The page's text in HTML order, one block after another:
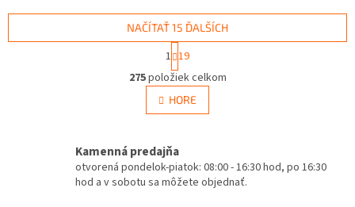
O
v
l
á
a
c
i
e
NAČÍTAŤ 15 ĎALŠÍCH
t
r
á
n
k
a
n
i
1 19
275položiek celkom
HORE
Kamenná predajňa
otvorená pondelok-piatok: 08:00 - 16:30 hod, po 16:30
hod a v sobotu sa môžete objednať.